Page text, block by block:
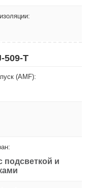
509-T
(AMF):
подсветкой и